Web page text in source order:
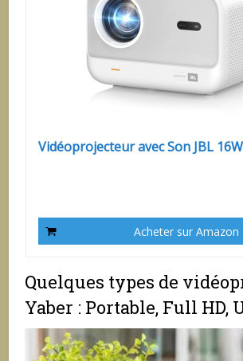
Vidéoprojecteur avec Son JBL
Acheter sur Amazon
Quelques types de
Yaber : Portable, Full HD,